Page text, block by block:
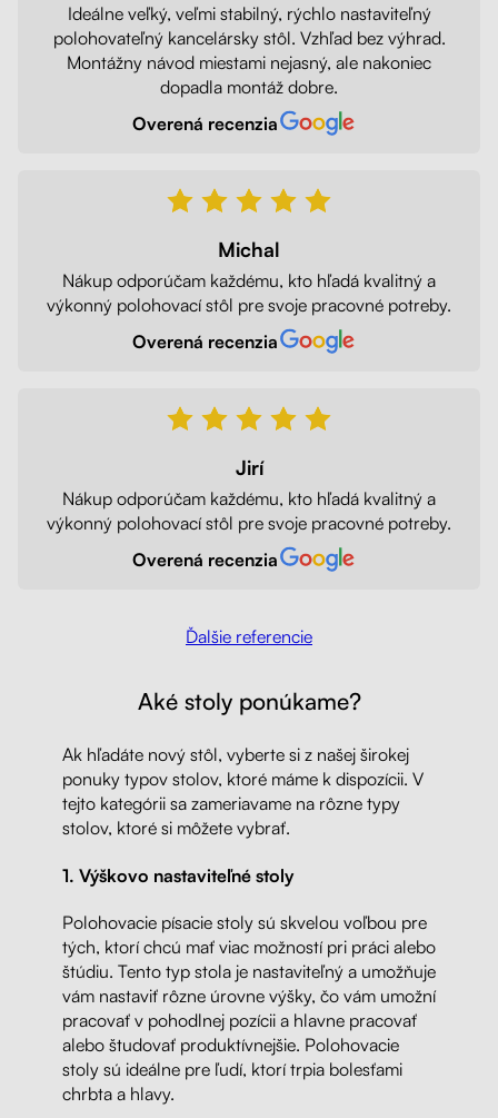
Ideálne veľký, veľmi stabilný, rýchlo nastaviteľný
polohovateľný kancelársky stôl. Vzhľad bez výhrad.
Montážny návod miestami nejasný, ale nakoniec
dopadla montáž dobre.
Overená recenzia
Michal
Nákup odporúčam každému, kto hľadá kvalitný a
výkonný polohovací stôl pre svoje pracovné potreby.
Overená recenzia
Jirí
Nákup odporúčam každému, kto hľadá kvalitný a
výkonný polohovací stôl pre svoje pracovné potreby.
Overená recenzia
Ďalšie referencie
Aké stoly ponúkame?
Ak hľadáte nový stôl, vyberte si z našej širokej
ponuky typov stolov, ktoré máme k dispozícii. V
tejto kategórii sa zameriavame na rôzne typy
stolov, ktoré si môžete vybrať.
1. Výškovo nastaviteľné stoly
Polohovacie písacie stoly sú skvelou voľbou pre
tých, ktorí chcú mať viac možností pri práci alebo
štúdiu. Tento typ stola je nastaviteľný a umožňuje
vám nastaviť rôzne úrovne výšky, čo vám umožní
pracovať v pohodlnej pozícii a hlavne pracovať
alebo študovať produktívnejšie. Polohovacie
stoly sú ideálne pre ľudí, ktorí trpia bolesťami
chrbta a hlavy.